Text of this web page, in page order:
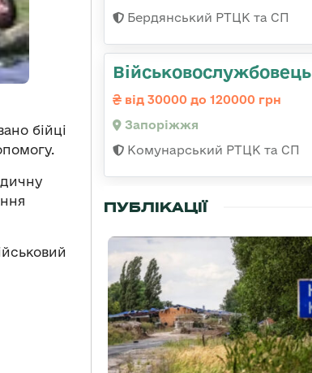
бійці
Бердянський РТЦК та СП
Військовослужбовець
від 30000 до 120000 грн
Запоріжжя
Комунарський РТЦК та СП
ПУБЛІКАЦІЇ